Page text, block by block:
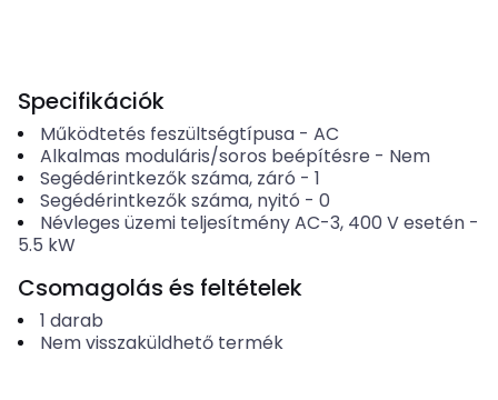
Specifikációk
Működtetés feszültségtípusa- AC
Alkalmas moduláris/soros beépítésre - Nem
Segédérintkezők száma, záró - 1
Segédérintkezők száma, nyitó - 0
Névleges üzemi teljesítmény AC-3, 400 V esetén-
5.5 kW
Csomagolás és feltételek
1 darab
Nem visszaküldhető termék